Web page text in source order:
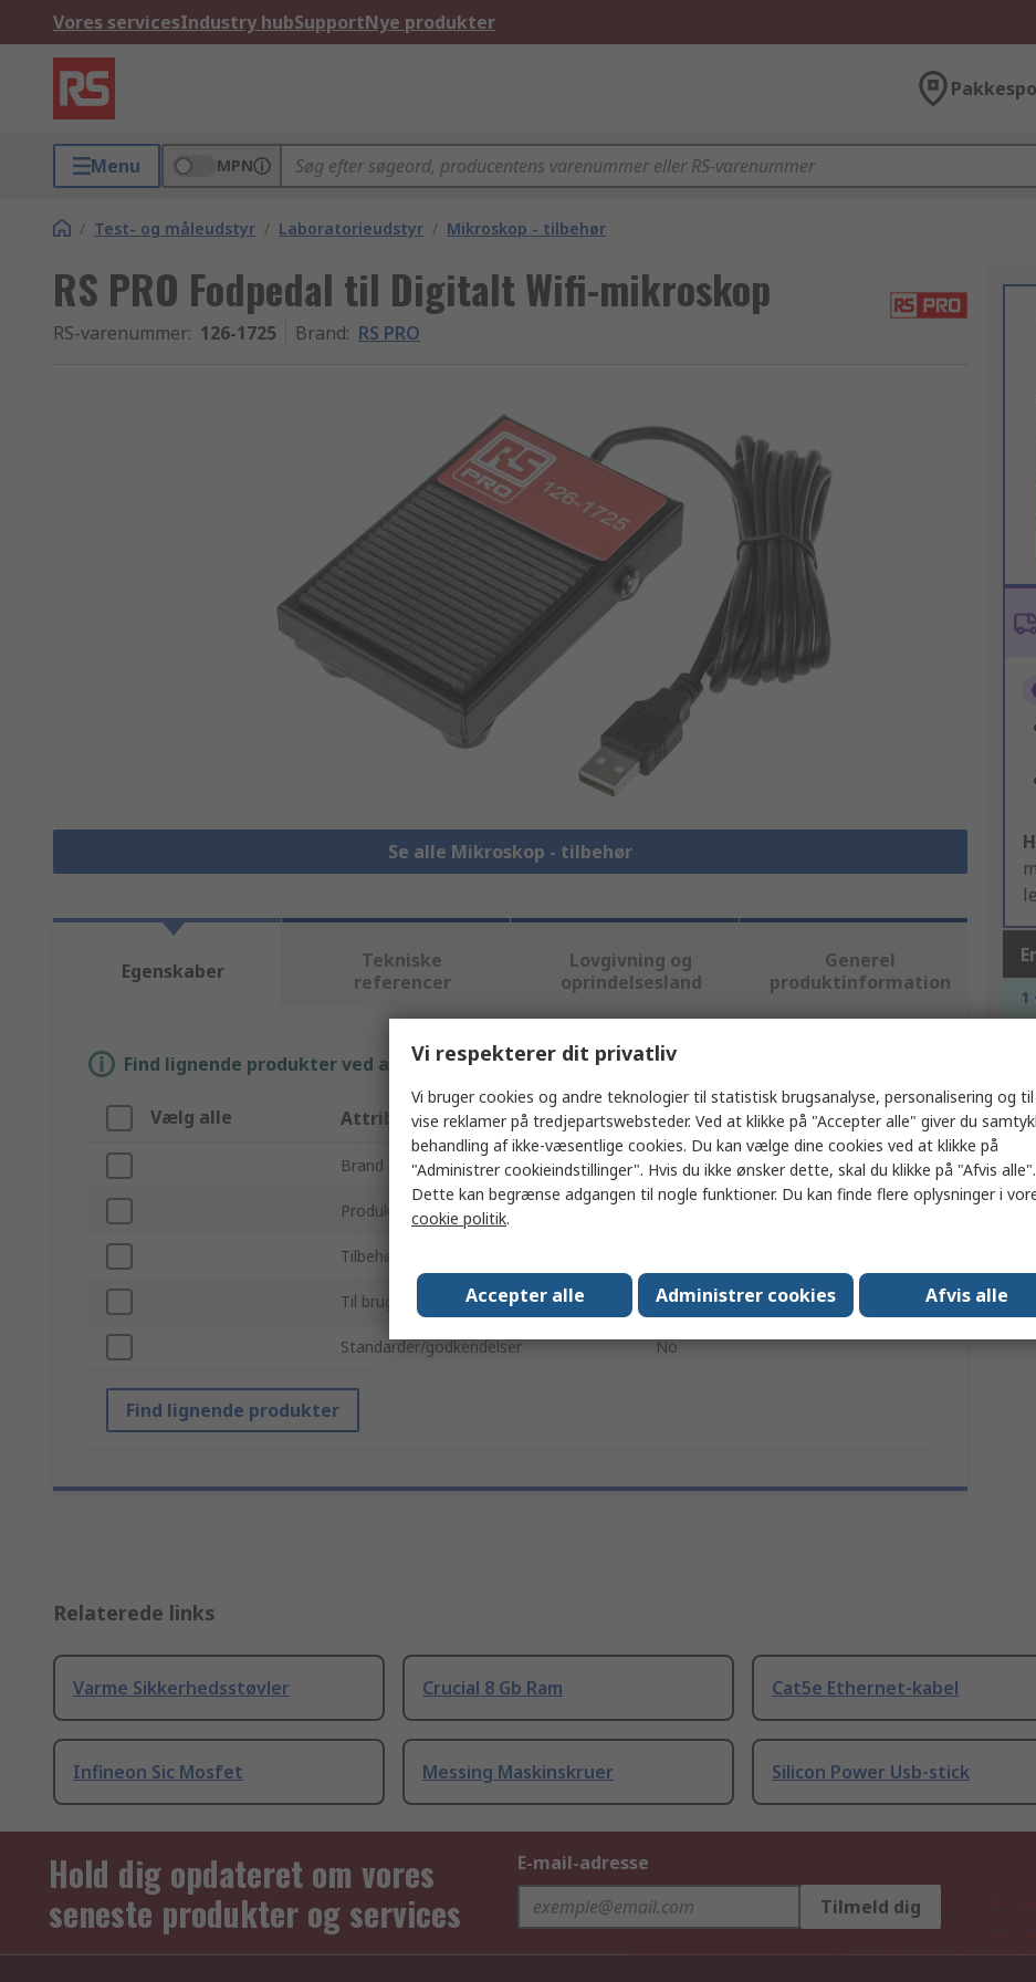
Vores servicesIndustry hubSupportNye produkter
Menu MPN
/ Test- og måleudstyr / Laboratorieudstyr / Mikroskop - tilbehør
RS PRO Fodpedal til Digitalt Wifi-mikroskop
RS-varenummer: 126-1725 Brand: RS PRO
Se alle Mikroskop - tilbehør
1
Egenskaber
Tekniske
referencer
Lovgivning og
oprindelsesland
Generel
produktinformation
Find lignende produkter ved at vælge én eller flere attributter.
Vælg alle Attribut Værdi
Brand RS PRO
Produkttype Fodpedal til mikroskop
Tilbehørstype
Til brug sammen med Digitalt Wifi-mikroskop
Standarder/godkendelser No
Find lignende produkter
Relaterede links
Varme Sikkerhedsstøvler Crucial 8 Gb Ram Cat5e Ethernet-kabel
Infineon Sic Mosfet Messing Maskinskruer Silicon Power Usb-stick
Hold dig opdateret om vores
seneste produkter og services
E-mail-adresse
Tilmeld dig
Vi respekterer dit privatliv
Vi bruger cookies og andre teknologier til statistisk brugsanalyse, personalisering og
vise reklamer på tredjepartswebsteder. Ved at klikke på "Accepter alle" giver du
behandling af ikke-væsentlige cookies. Du kan vælge dine cookies ved at klikke på
"Administrer cookieindstillinger". Hvis du ikke ønsker dette, skal du klikke på "Afvis alle".
Dette kan begrænse adgangen til nogle funktioner. Du kan finde flere oplysninger i
cookie politik.
Accepter alle Administrer cookies Afvis alle